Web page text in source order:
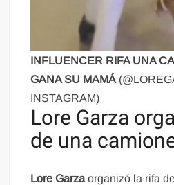
INFLUENCER RIFA UNA
GANA SU MAMÁ
INSTAGRAM)
Lore Garza
de una
Lore Garzaorganizó la rifa